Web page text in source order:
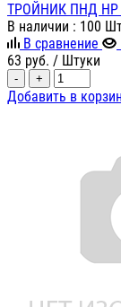
ТРОЙНИК ПНД НР
В наличии : 100
В сравнение
63 руб. / Штуки
- +
Добавить в